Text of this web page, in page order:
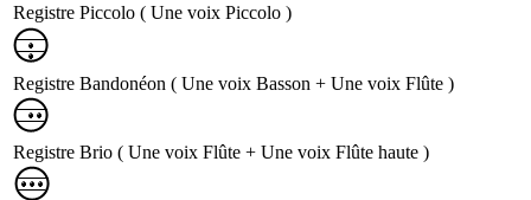
Registre Piccolo ( Une voix Piccolo )
Registre Bandonéon ( Une voix Basson + Une voix Flûte )
Registre Brio ( Une voix Flûte + Une voix Flûte haute )